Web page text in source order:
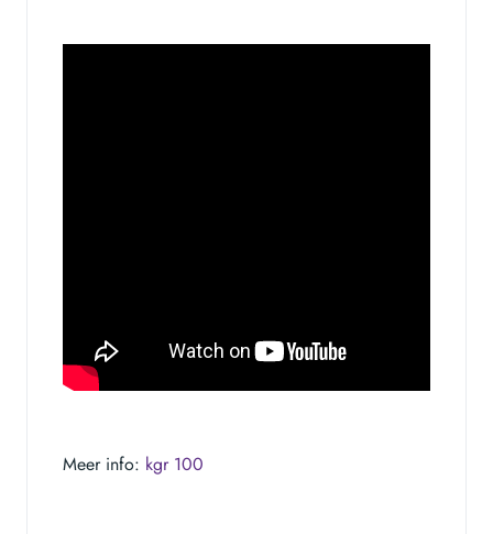
Meer info: kgr 100